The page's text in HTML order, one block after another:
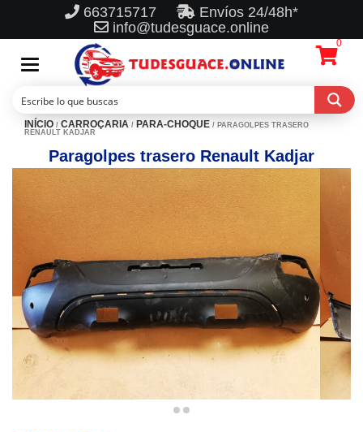
663715717
Envíos 24/48h*
info@tudesguace.online
Toggle
navigation
0
INÍCIO / CARROÇARIA / PARA-CHOQUE / PARAGOLPES TRASERO
RENAULT KADJAR
Paragolpes trasero Renault Kadjar